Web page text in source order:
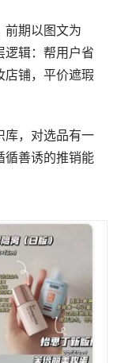
前期以图文为
逻辑：帮用户省
店铺，平价遮瑕
库，对选品有一
循善诱的推销能